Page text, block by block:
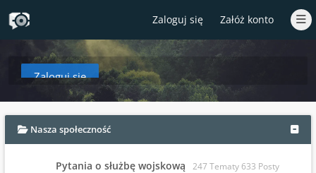
Zaloguj się Załóż konto
Zaloguj się
aby zobaczyć w tym miejscu podsumowanie najnowszych wpisów od
Nasza społeczność
Pytania o służbę wojskową 247 Tematy 633 Posty